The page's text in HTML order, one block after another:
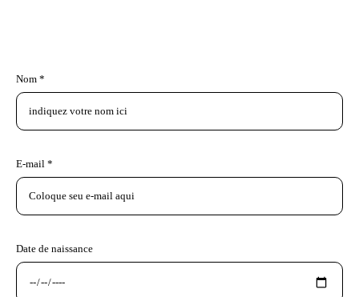
Nom *
E-mail *
Date de naissance